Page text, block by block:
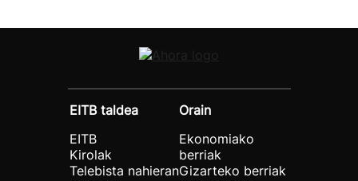
EITB taldea
EITB
Kirolak
Telebista nahieran
Orain
Ekonomiako
berriak
Gizarteko berriak